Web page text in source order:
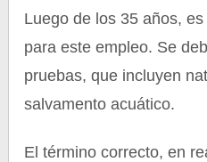
Luego de los 35 años,
para este empleo. Se
pruebas, que incluyen
salvamento acuático.
El término correcto, en